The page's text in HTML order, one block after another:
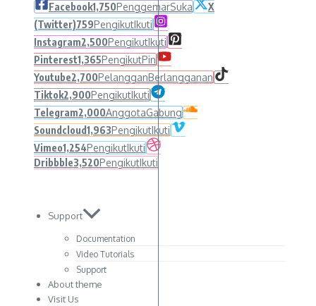
Facebook1,750PenggemarSuka
X
(Twitter)759PengikutIkuti
Instagram2,500PengikutIkuti
Pinterest1,365PengikutPin
Youtube2,700PelangganBerlangganan
Tiktok2,900PengikutIkuti
Telegram2,000AnggotaGabung
Soundcloud1,963PengikutIkuti
Vimeo1,254PengikutIkuti
Dribbble3,520PengikutIkuti
Support
Documentation
Video Tutorials
Support
About theme
Visit Us